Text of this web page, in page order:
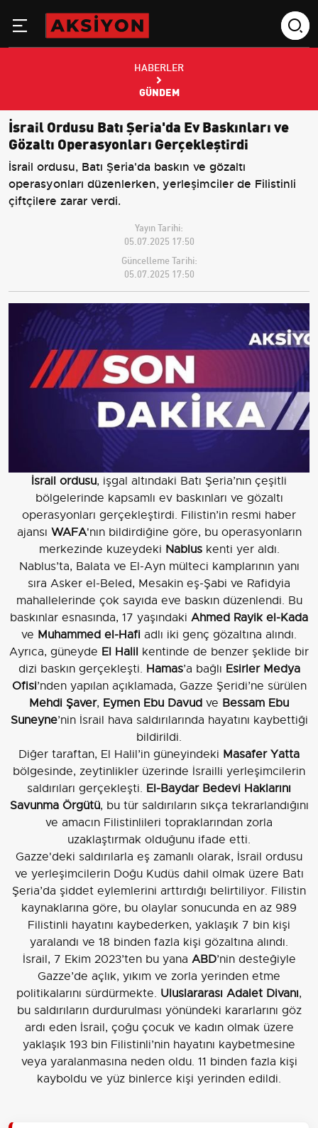
HABERLER
GÜNDEM
İsrail Ordusu Batı Şeria'da Ev Baskınları ve
Gözaltı Operasyonları Gerçekleştirdi
İsrail ordusu, Batı Şeria'da baskın ve gözaltı
operasyonları düzenlerken, yerleşimciler de Filistinli
çiftçilere zarar verdi.
Yayın Tarihi:
05.07.2025 17:50
Güncelleme Tarihi:
05.07.2025 17:50
İsrail ordusu, işgal altındaki Batı Şeria’nın çeşitli
bölgelerinde kapsamlı ev baskınları ve gözaltı
operasyonları gerçekleştirdi. Filistin’in resmi haber
ajansı WAFA'nın bildirdiğine göre, bu operasyonların
merkezinde kuzeydeki Nabluskenti yer aldı.
Nablus’ta, Balata ve El-Ayn mülteci kamplarının yanı
sıra Asker el-Beled, Mesakin eş-Şabi ve Rafidyia
mahallelerinde çok sayıda eve baskın düzenlendi. Bu
baskınlar esnasında, 17 yaşındaki Ahmed Rayik el-Kada
ve Muhammed el-Hafi adlı iki genç gözaltına alındı.
Ayrıca, güneyde El Halil kentinde de benzer şeklide bir
dizi baskın gerçekleşti. Hamas’a bağlı Esirler Medya
Ofisi’nden yapılan açıklamada, Gazze Şeridi’ne sürülen
Mehdi Şaver, Eymen Ebu Davud ve Bessam Ebu
Suneyne’nin İsrail hava saldırılarında hayatını kaybettiği
bildirildi.
Diğer taraftan, El Halil’in güneyindeki Masafer Yatta
bölgesinde, zeytinlikler üzerinde İsrailli yerleşimcilerin
saldırıları gerçekleşti. El-Baydar Bedevi Haklarını
Savunma Örgütü, bu tür saldırıların sıkça tekrarlandığını
ve amacın Filistinlileri topraklarından zorla
uzaklaştırmak olduğunu ifade etti.
Gazze'deki saldırılarla eş zamanlı olarak, İsrail ordusu
ve yerleşimcilerin Doğu Kudüs dahil olmak üzere Batı
Şeria’da şiddet eylemlerini arttırdığı belirtiliyor. Filistin
kaynaklarına göre, bu olaylar sonucunda en az 989
Filistinli hayatını kaybederken, yaklaşık 7 bin kişi
yaralandı ve 18 binden fazla kişi gözaltına alındı.
İsrail, 7 Ekim 2023’ten bu yana ABD’nin desteğiyle
Gazze’de açlık, yıkım ve zorla yerinden etme
politikalarını sürdürmekte. Uluslararası Adalet Divanı,
bu saldırıların durdurulması yönündeki kararlarını göz
ardı eden İsrail, çoğu çocuk ve kadın olmak üzere
yaklaşık 193 bin Filistinli’nin hayatını kaybetmesine
veya yaralanmasına neden oldu. 11 binden fazla kişi
kayboldu ve yüz binlerce kişi yerinden edildi.